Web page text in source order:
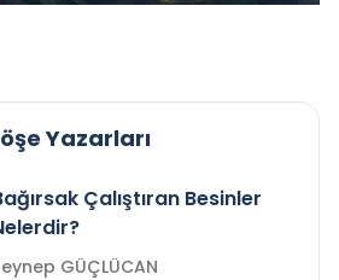
Yazarları
Çalıştıran Besinler
Zeynep GÜÇLÜCAN